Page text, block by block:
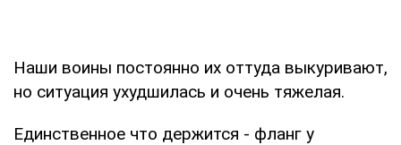
Наши воины постоянно их оттуда выкуривают,
но ситуация ухудшилась и очень тяжелая.
Единственное что держится - фланг у